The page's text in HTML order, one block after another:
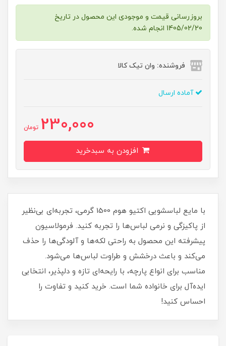
بروزرسانی قیمت و موجودی این محصول در تاریخ
1405/02/20 انجام شده.
فروشنده: وان تیک کالا
آماده ارسال
230,000 تومان
با مایع لباسشویی اکتیو هوم 1500 گرمی، تجربه‌ای بی‌نظیر
از پاکیزگی و نرمی لباس‌ها را تجربه کنید. فرمولاسیون
پیشرفته این محصول به راحتی لکه‌ها و آلودگی‌ها را حذف
می‌کند و باعث درخشش و طراوت لباس‌ها می‌شود.
مناسب برای انواع پارچه، با رایحه‌ای تازه و دلپذیر، انتخابی
ایده‌آل برای خانواده شما است. خرید کنید و تفاوت را
احساس کنید!